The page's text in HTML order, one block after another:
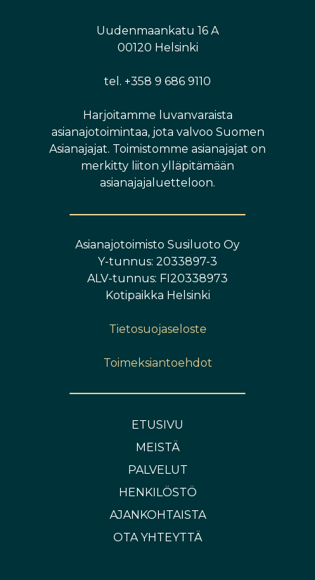
Uudenmaankatu 16 A
00120 Helsinki
tel. +358 9 686 9110
Harjoitamme luvanvaraista
asianajotoimintaa, jota valvoo Suomen
Asianajajat. Toimistomme asianajajat on
merkitty liiton ylläpitämään
asianajajaluetteloon.
Asianajotoimisto Susiluoto Oy
Y-tunnus: 2033897-3
ALV-tunnus: FI20338973
Kotipaikka Helsinki
Tietosuojaseloste
Toimeksiantoehdot
ETUSIVU
MEISTÄ
PALVELUT
HENKILÖSTÖ
AJANKOHTAISTA
OTA YHTEYTTÄ